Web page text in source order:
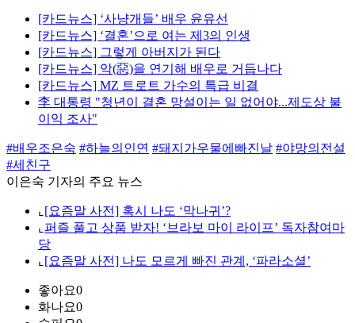
[카드뉴스] ‘사냥개들’ 배우 윤유선
[카드뉴스] ‘결혼’으로 여는 제3의 인생
[카드뉴스] 그렇게 아버지가 된다
[카드뉴스] 악(惡)을 연기해 배우로 거듭나다
[카드뉴스] MZ 트로트 가수의 특급 비결
李 대통령 "청년이 결혼 망설이는 일 없어야...제도상 불
이익 조사"
#배우조은숙 #하늘의인연 #돼지가우물에빠진날 #야망의전설
#세친구
이은숙 기자의 주요 뉴스
⌞ [요즘말 사전] 혹시 나도 ‘막나귀’?
⌞ 퍼즐 풀고 상품 받자! ‘브라보 마이 라이프’ 독자참여마
당
⌞ [요즘말 사전] 나도 모르게 빠진 관계, ‘파라소셜’
좋아요0
화나요0